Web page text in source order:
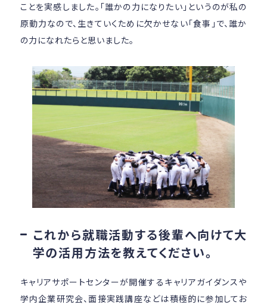
ことを実感しました。「誰かの力になりたい」というのが私の
原動力なので、生きていくために欠かせない「食事」で、誰か
の力になれたらと思いました。
これから就職活動する後輩へ向けて大
学の活用方法を教えてください。
キャリアサポートセンターが開催するキャリアガイダンスや
学内企業研究会、面接実践講座などは積極的に参加してお